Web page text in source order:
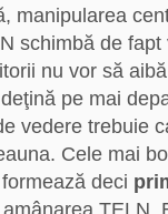
manipularea
schimbă de
nu vor să
pe mai
vedere trebuie
Cele mai
deci
TELN.